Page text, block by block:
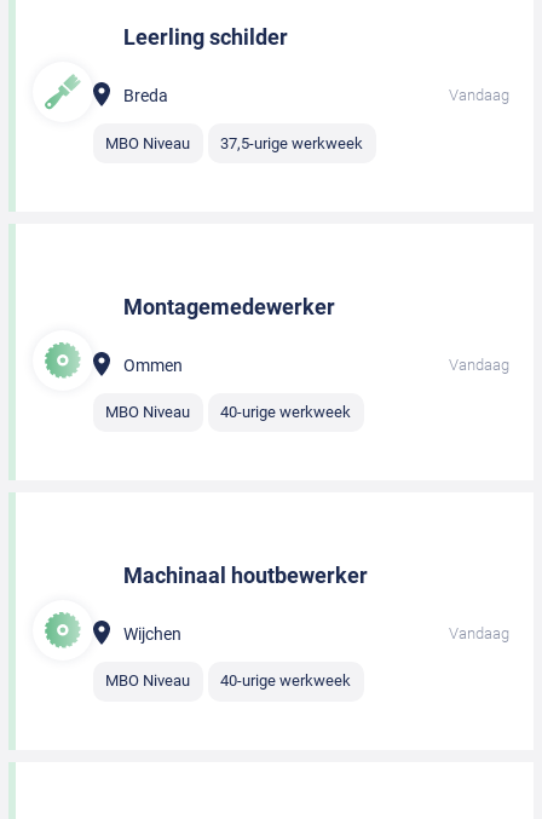
Leerling schilder
Breda Vandaag
MBO Niveau 37,5-urige werkweek
Montagemedewerker
Ommen Vandaag
MBO Niveau 40-urige werkweek
Machinaal houtbewerker
Wijchen Vandaag
MBO Niveau 40-urige werkweek